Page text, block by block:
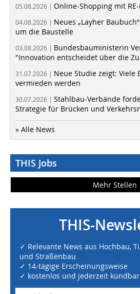
05.08.2026 | Online-Shopping mit
04.08.2026 | Neues „Layher
um die Baustelle
03.08.2026 | Bundesbauministerin
"Innovation entscheidet über die
31.07.2026 | Neue Studie zeigt: Viele
vermieden werden
30.07.2026 | Stahlbau-Verbände
Strategie für Brücken und
» Alle News
THIS Jobs
Mehr Stellen
THIS-
✓ Relevante News aus Hochbau,
und Straßenbau
✓ 14-tägige Erscheinungsweise
✓ kostenlos und jederzeit kündbar